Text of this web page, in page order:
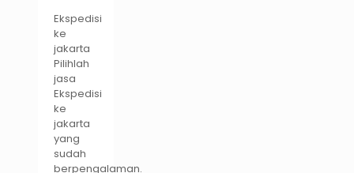
Ekspedisi
ke
jakarta
Pilihlah
jasa
Ekspedisi
ke
jakarta
yang
sudah
berpengalaman.